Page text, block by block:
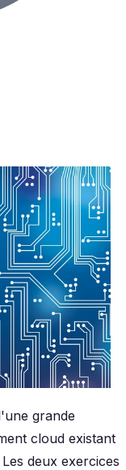
grande
cloud existant
deux exercices